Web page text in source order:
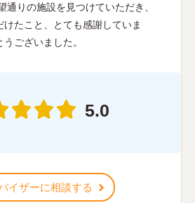
通りの施設を見つけていただき、
たこと、とても感謝していま
ございました。
5.0
イザーに相談する